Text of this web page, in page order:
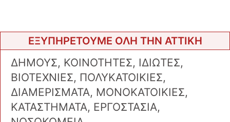
ΕΞΥΠΗΡΕΤΟΥΜΕ ΟΛΗ ΤΗΝ ΑΤΤΙΚΗ
ΔΗΜΟΥΣ, ΚΟΙΝΟΤΗΤΕΣ, ΙΔΙΩΤΕΣ,
ΒΙΟΤΕΧΝΙΕΣ, ΠΟΛΥΚΑΤΟΙΚΙΕΣ,
ΔΙΑΜΕΡΙΣΜΑΤΑ, ΜΟΝΟΚΑΤΟΙΚΙΕΣ,
ΚΑΤΑΣΤΗΜΑΤΑ, ΕΡΓΟΣΤΑΣΙΑ,